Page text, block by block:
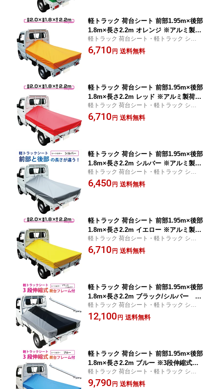
軽トラック 荷台シート 前部1.95m×後部
1.8m×長さ2.2m オレンジ ※アルミ製荷
台フレーム別売【軽トラック シート・
トラックシート・軽トラック シートカ
軽トラック 荷台シート・軽トラック シー
ト・軽トラック シートカバー 用品
6,710 円 送料無料
軽トラック 荷台シート 前部1.95m×後部
1.8m×長さ2.2m レッド ※アルミ製荷台
フレーム別売【軽トラック シート・ト
ラックシート・軽トラック シートカバ
軽トラック 荷台シート・軽トラック シー
ト・軽トラック シートカバー 用品
6,710 円 送料無料
軽トラック 荷台シート 前部1.95m×後部
1.8m×長さ2.2m シルバー ※アルミ製荷
台フレーム別売【軽トラック シート・
トラックシート・軽トラック シートカ
軽トラック 荷台シート・軽トラック シー
ト・軽トラック シートカバー 用品
6,450 円 送料無料
軽トラック 荷台シート 前部1.95m×後部
1.8m×長さ2.2m イエロー ※アルミ製荷
台フレーム別売【軽トラック シート・
トラックシート・軽トラック シートカ
軽トラック 荷台シート・軽トラック シー
ト・軽トラック シートカバー 用品
6,710 円 送料無料
軽トラック 荷台シート 前部1.95m×後部
1.8m×長さ2.2m ブラック/シルバー ツ
ートンカラー ※3段伸縮式荷台フレーム
セット【軽トラック シート・トラック
軽トラック 荷台シート・軽トラック シー
ト・軽トラック シートカバー 用品
12,100 円 送料無料
軽トラック 荷台シート 前部1.95m×後部
1.8m×長さ2.2m ブルー ※3段伸縮式荷
台フレームセット【軽トラック シー
ト・トラックシート・軽トラック シー
軽トラック 荷台シート・軽トラック シー
ト・軽トラック シートカバー 用品
9,790 円 送料無料